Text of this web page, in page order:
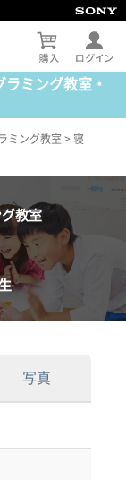
ミング教室・
ミング教室 > 寝
教室
写真